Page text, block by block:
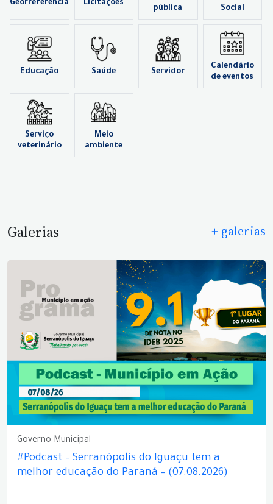
Georreferência Licitações
pública
Social
Educação Saúde Servidor
Calendário
de eventos
Serviço
veterinário
Meio
ambiente
Galerias + galerias
Governo Municipal
#Podcast – Serranópolis do Iguaçu tem a
melhor educação do Paraná – (07.08.2026)